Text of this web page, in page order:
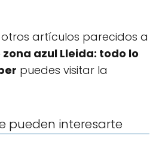
artículos parecidos a
azul Lleida: todo lo
puedes visitar la
pueden interesarte